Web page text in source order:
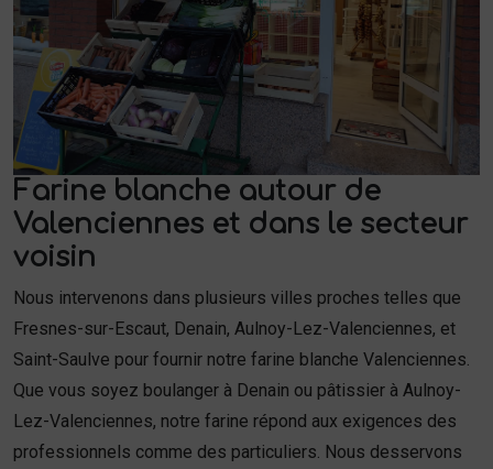
Farine blanche autour de
Valenciennes et dans le secteur
voisin
Nous intervenons dans plusieurs villes proches telles que
Fresnes-sur-Escaut, Denain, Aulnoy-Lez-Valenciennes, et
Saint-Saulve pour fournir notre farine blanche Valenciennes.
Que vous soyez boulanger à Denain ou pâtissier à Aulnoy-
Lez-Valenciennes, notre farine répond aux exigences des
professionnels comme des particuliers. Nous desservons